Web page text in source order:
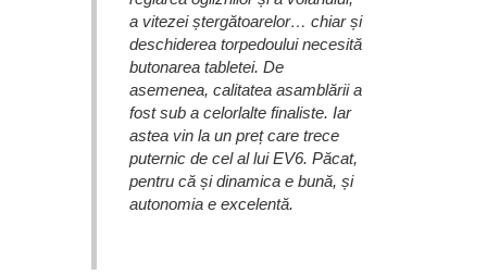
a vitezei ștergătoarelor… chiar și
deschiderea torpedoului necesită
butonarea tabletei. De
asemenea, calitatea asamblării a
fost sub a celorlalte finaliste. Iar
astea vin la un preț care trece
puternic de cel al lui EV6. Păcat,
pentru că și dinamica e bună, și
autonomia e excelentă.